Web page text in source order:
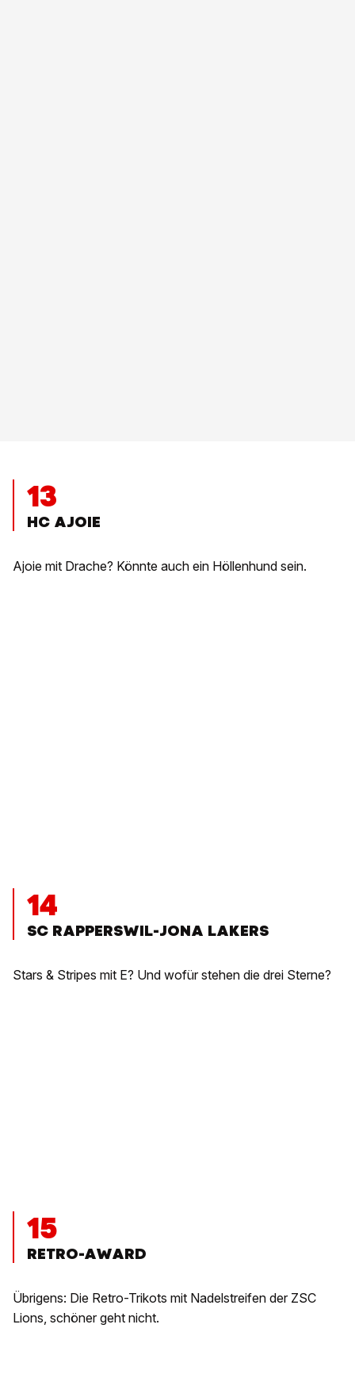
13
HC AJOIE
Ajoie mit Drache? Könnte auch ein Höllenhund sein.
14
SC RAPPERSWIL-JONA LAKERS
Stars & Stripes mit E? Und wofür stehen die drei Sterne?
15
RETRO-AWARD
Übrigens: Die Retro-Trikots mit Nadelstreifen der ZSC
Lions, schöner geht nicht.